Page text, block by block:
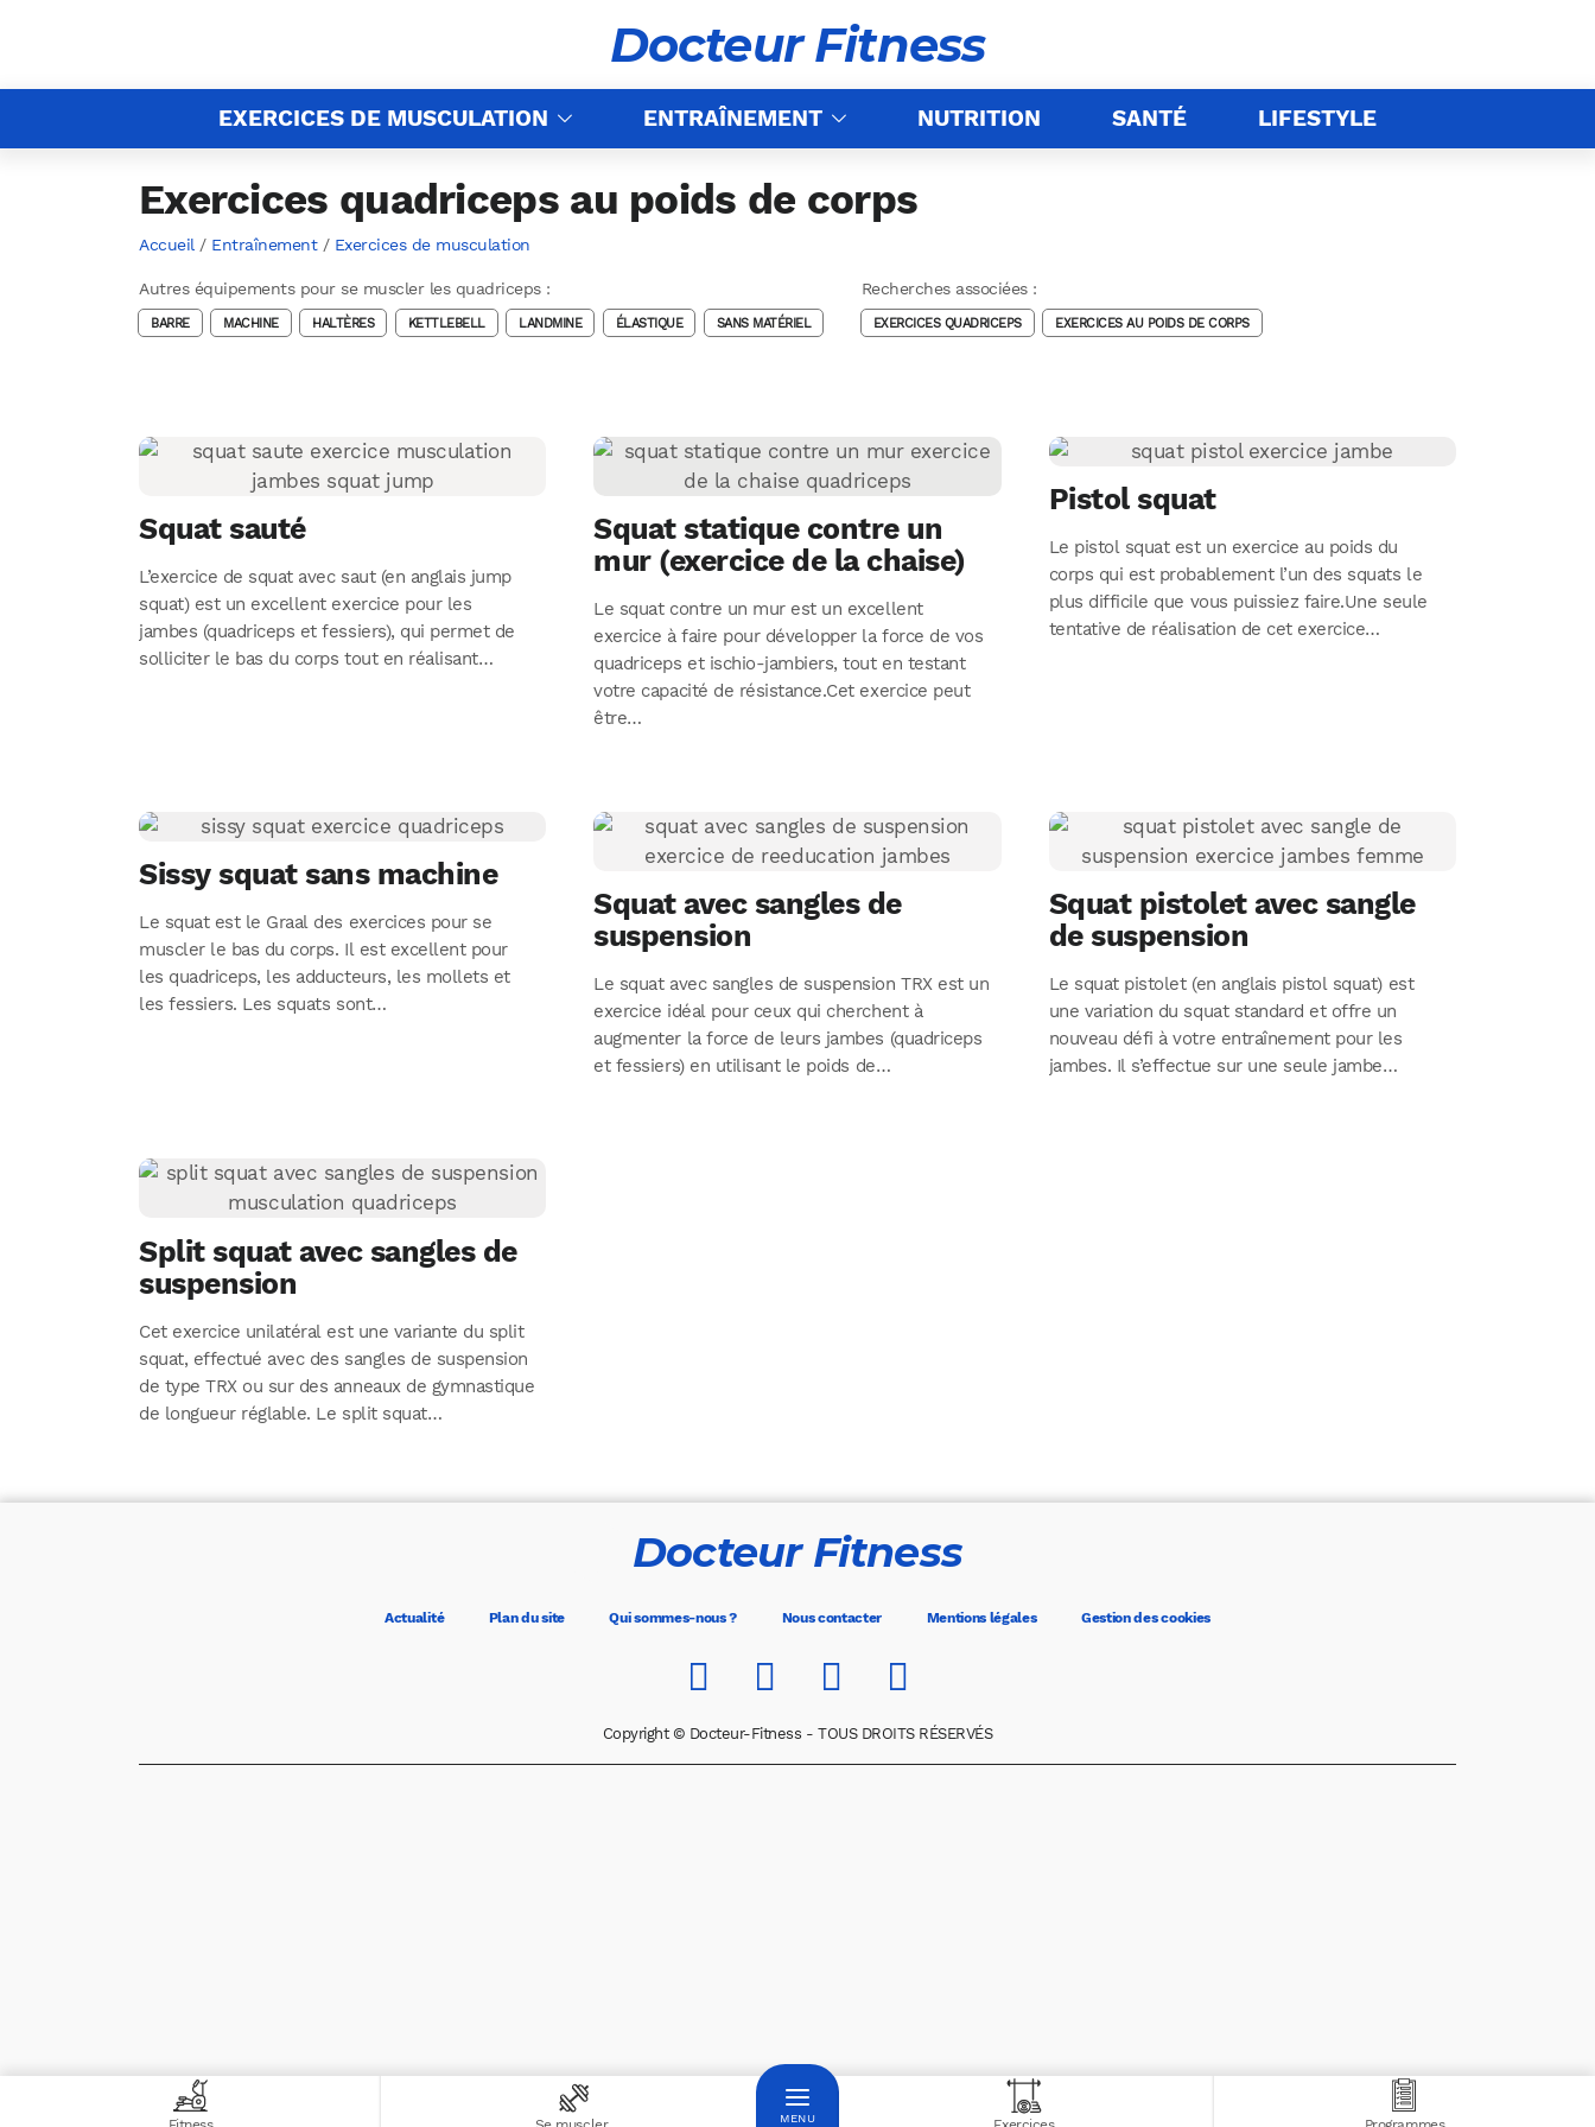
Docteur Fitness
EXERCICES DE MUSCULATION ENTRAÎNEMENT NUTRITION SANTÉ LIFESTYLE
Exercices quadriceps au poids de corps
Accueil / Entraînement/ Exercices de musculation
Autres équipements pour se muscler les quadriceps :
BARRE MACHINE HALTÈRES KETTLEBELL LANDMINE ÉLASTIQUE SANS MATÉRIEL
Recherches associées :
EXERCICES QUADRICEPS EXERCICES AU POIDS DE CORPS
Squat sauté
L’exercice de squat avec saut (en anglais jump
squat) est un excellent exercice pour les
jambes (quadriceps et fessiers), qui permet de
solliciter le bas du corps tout en réalisant…
Squat statique contre un
mur (exercice de la chaise)
Le squat contre un mur est un excellent
exercice à faire pour développer la force de vos
quadriceps et ischio-jambiers, tout en testant
votre capacité de résistance.Cet exercice peut
être…
Pistol squat
Le pistol squat est un exercice au poids du
corps qui est probablement l’un des squats le
plus difficile que vous puissiez faire.Une seule
tentative de réalisation de cet exercice…
Sissy squat sans machine
Le squat est le Graal des exercices pour se
muscler le bas du corps. Il est excellent pour
les quadriceps, les adducteurs, les mollets et
les fessiers. Les squats sont…
Squat avec sangles de
suspension
Le squat avec sangles de suspension TRX est un
exercice idéal pour ceux qui cherchent à
augmenter la force de leurs jambes (quadriceps
et fessiers) en utilisant le poids de…
Squat pistolet avec sangle
de suspension
Le squat pistolet (en anglais pistol squat) est
une variation du squat standard et offre un
nouveau défi à votre entraînement pour les
jambes. Il s’effectue sur une seule jambe…
Split squat avec sangles de
suspension
Cet exercice unilatéral est une variante du split
squat, effectué avec des sangles de suspension
de type TRX ou sur des anneaux de gymnastique
de longueur réglable. Le split squat…
Docteur Fitness
Actualité Plan du site Qui sommes-nous ? Nous contacter Mentions légales Gestion des cookies
Copyright © Docteur-Fitness - TOUS DROITS RÉSERVÉS